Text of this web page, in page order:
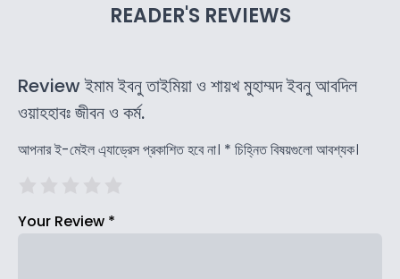
READER'S REVIEWS
Review ইমাম ইবনু তাইমিয়া ও শায়খ মুহাম্মদ ইবনু আবদিল
ওয়াহহাবঃ জীবন ও কর্ম.
আপনার ই-মেইল এ্যাড্রেস প্রকাশিত হবে না। * চিহ্নিত বিষয়গুলো আবশ্যক।
Your Review *